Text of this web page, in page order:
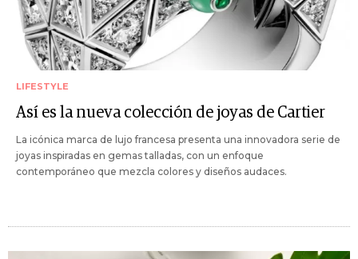
LIFESTYLE
Así es la nueva colección de joyas de Cartier
La icónica marca de lujo francesa presenta una innovadora serie de
joyas inspiradas en gemas talladas, con un enfoque
contemporáneo que mezcla colores y diseños audaces.